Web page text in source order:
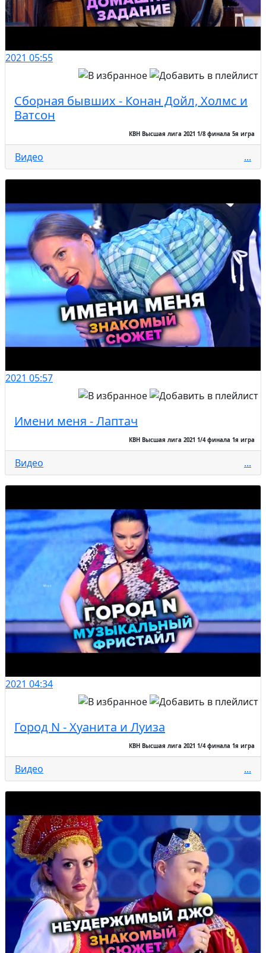
2021 05:55
Сборная бывших - Конан Дойл, Холмс и
Ватсон
КВН Высшая лига 2021 1/8 финала 5я игра
Видео ...
2021 05:57
Имени меня - Лаптач
КВН Высшая лига 2021 1/4 финала 1я игра
Видео ...
2021 04:34
Город N - Хуанита и Луиза
КВН Высшая лига 2021 1/4 финала 1я игра
Видео ...